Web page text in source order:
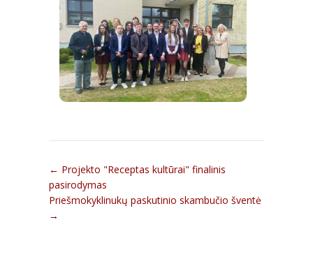
← Projekto "Receptas kultūrai" finalinis
pasirodymas
Priešmokyklinukų paskutinio skambučio šventė
→